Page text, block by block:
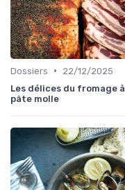
Dossiers •
22/12/2025
Les délices du fromage à
pâte molle